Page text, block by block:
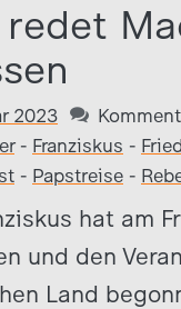
redet
2023
- Franziskus -
- Papstreise -
hat am
und den
Land